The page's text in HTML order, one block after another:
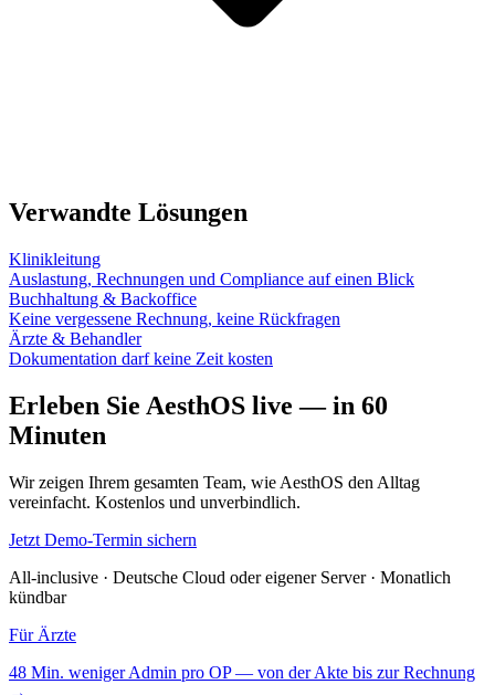
Verwandte Lösungen
Klinikleitung
Auslastung, Rechnungen und Compliance auf einen Blick
Buchhaltung & Backoffice
Keine vergessene Rechnung, keine Rückfragen
Ärzte & Behandler
Dokumentation darf keine Zeit kosten
Erleben Sie AesthOS live — in 60
Minuten
Wir zeigen Ihrem gesamten Team, wie AesthOS den Alltag
vereinfacht. Kostenlos und unverbindlich.
Jetzt Demo-Termin sichern
All-inclusive · Deutsche Cloud oder eigener Server · Monatlich
kündbar
Für Ärzte
48 Min. weniger Admin pro OP — von der Akte bis zur Rechnung